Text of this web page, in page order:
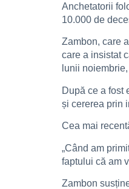
Anchetatorii
10.000 de
Zambon, care
care a insistat
lunii
După ce a fost
și cererea prin
Cea mai
„Când am
faptului că am
Zambon